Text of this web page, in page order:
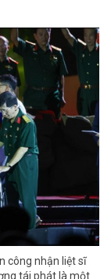
công nhận liệt sĩ
tái phát là một